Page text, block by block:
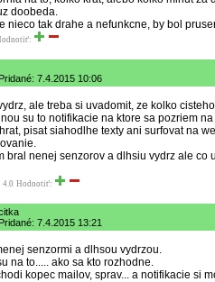
doobeda.
nieco tak drahe a nefunkcne, by bol
7.4.2015 10:06
ale treba si uvadomit, ze kolko
su to notifikacie na ktore sa pozriem
pisat siahodlhe texty ani surfovat na
bral nenej senzorov a dlhsiu vydrz ale co
4.0 Hodnotiť:
7.4.2015 13:21
senzormi a dlhsou vydrzou.
na to..... ako sa kto rozhodne.
kopec mailov, sprav... a notifikacie si